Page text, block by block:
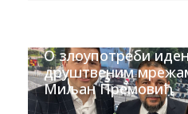
О злоупотреби
друштвеним
Миљан Премовић